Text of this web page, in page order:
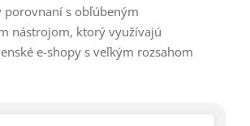
porovnaní s obľúbeným
nástrojom, ktorý využívajú
e-shopy s veľkým rozsahom